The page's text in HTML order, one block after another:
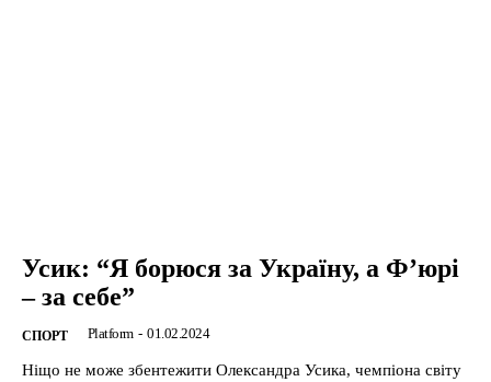
Усик: “Я борюся за Україну, а Ф’юрі
– за себе”
CПОРТ Platform - 01.02.2024
Ніщо не може збентежити Олександра Усика, чемпіона світу